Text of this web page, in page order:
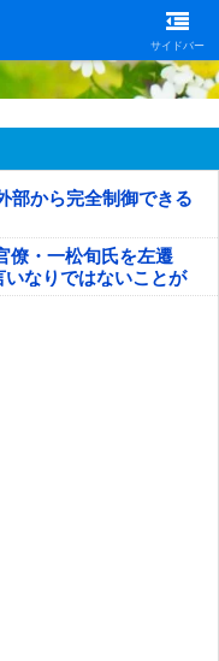
サイドバー
部から完全制御できる
僚・一松旬氏を左遷
いなりではないことが